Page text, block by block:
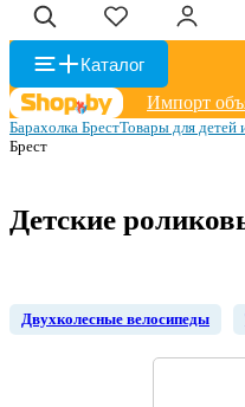
Каталог
Импорт
Барахолка БрестТовары для детей
Брест
Детские
Двухколесные велосипеды